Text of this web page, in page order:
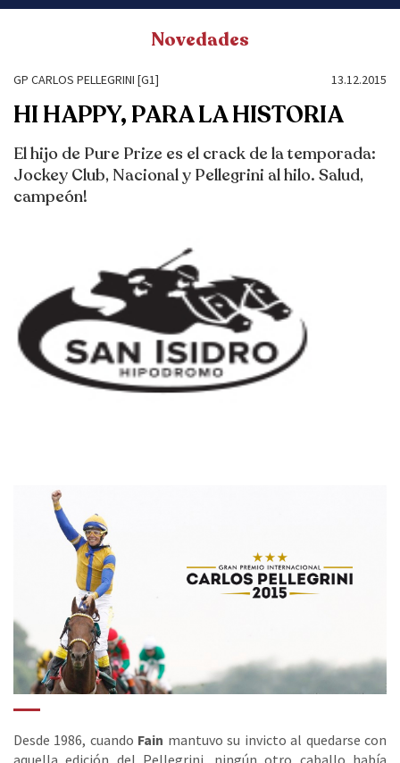
Novedades
GP CARLOS PELLEGRINI [G1] 13.12.2015
HI HAPPY, PARA LA HISTORIA
El hijo de Pure Prize es el crack de la temporada:
Jockey Club, Nacional y Pellegrini al hilo. Salud,
campeón!
Desde 1986, cuando Fain mantuvo su invicto al quedarse con
aquella edición del Pellegrini, ningún otro caballo había